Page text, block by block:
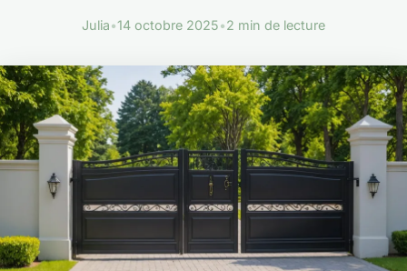
Julia•14 octobre 2025•2 min de lecture